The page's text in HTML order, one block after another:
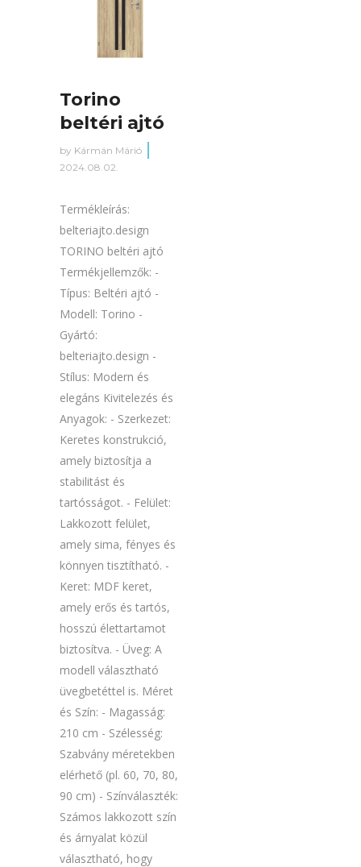
Torino
beltéri ajtó
by Kármán Márió
2024.08.02.
Termékleírás:
belteriajto.design
TORINO beltéri ajtó
Termékjellemzők: -
Típus: Beltéri ajtó -
Modell: Torino -
Gyártó:
belteriajto.design -
Stílus: Modern és
elegáns Kivitelezés és
Anyagok: - Szerkezet:
Keretes konstrukció,
amely biztosítja a
stabilitást és
tartósságot. - Felület:
Lakkozott felület,
amely sima, fényes és
könnyen tisztítható. -
Keret: MDF keret,
amely erős és tartós,
hosszú élettartamot
biztosítva. - Üveg: A
modell választható
üvegbetéttel is. Méret
és Szín: - Magasság:
210 cm - Szélesség:
Szabvány méretekben
elérhető (pl. 60, 70, 80,
90 cm) - Színválaszték:
Számos lakkozott szín
és árnyalat közül
választható, hogy